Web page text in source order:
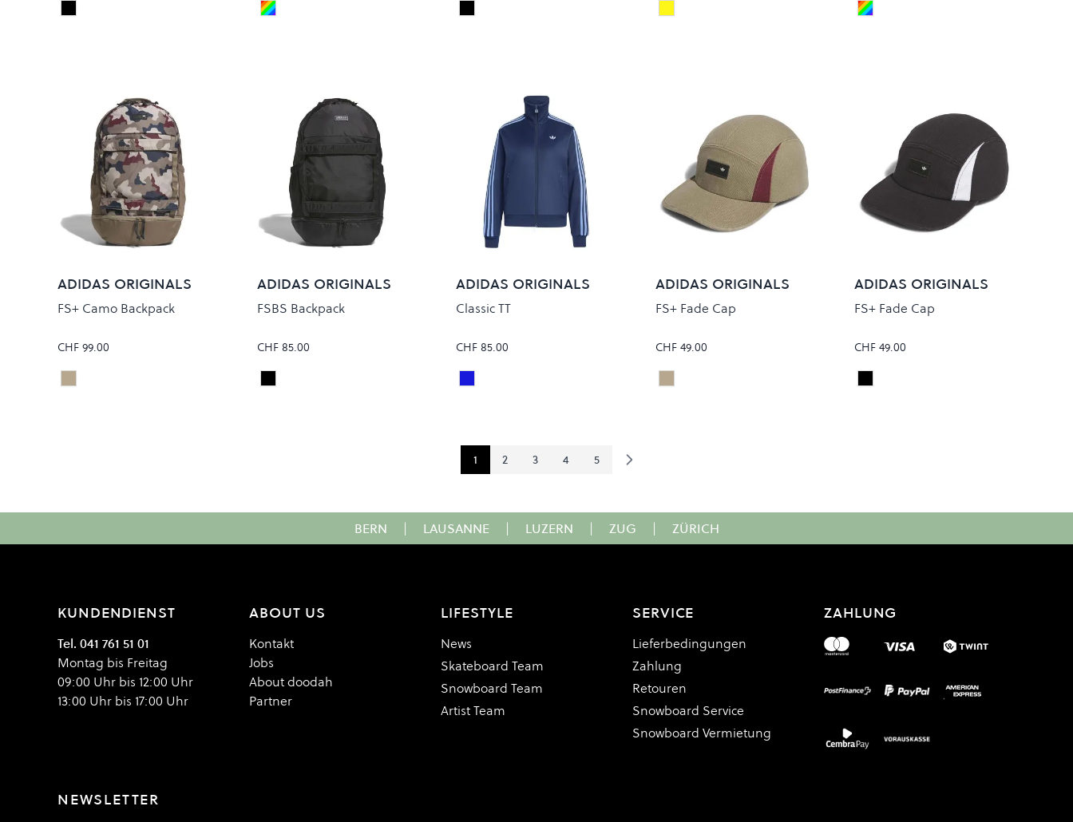
Colour
Black Colour
Multicolor Colour
Black/White Colour
NINDIG/BLUDAW Colour
Multicolor
ADIDAS ORIGINALS
FS+ Camo Backpack
CHF 99.00
Colour
KHATHR/KHASIX
ADIDAS ORIGINALS
FSBS Backpack
CHF 85.00
Colour
Black/Black
ADIDAS ORIGINALS
Classic TT
CHF 85.00
Colour
NINDIG/BLUFUS
ADIDAS ORIGINALS
FS+ Fade Cap
CHF 49.00
Colour
KHASIX
ADIDAS ORIGINALS
FS+ Fade Cap
CHF 49.00
Colour
Black
Sie lesen gerade Seite
1 Seite
2 Seite
3 Seite
4 Seite
5
BERN | LAUSANNE | LUZERN | ZUG | ZÜRICH
KUNDENDIENST
Tel. 041 761 51 01
Montag bis Freitag
09:00 Uhr bis 12:00 Uhr
13:00 Uhr bis 17:00 Uhr
ABOUT US
Kontakt
Jobs
About doodah
Partner
LIFESTYLE
News
Skateboard Team
Snowboard Team
Artist Team
SERVICE
Lieferbedingungen
Zahlung
Retouren
Snowboard Service
Snowboard Vermietung
ZAHLUNG
NEWSLETTER